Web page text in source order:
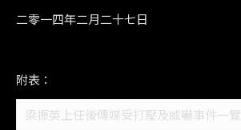
二零一四年二月二十七日
附表：
梁振英上任後傳媒受打壓及威嚇事件一覽